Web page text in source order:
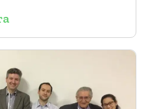
(ao centro) com os
Vascular do Rio Grande